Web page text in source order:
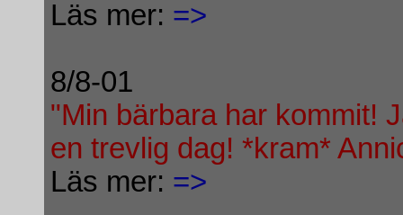
Läs mer: =>
8/8-01
"Min bärbara har kommit!
en trevlig dag! *kram*
Läs mer: =>